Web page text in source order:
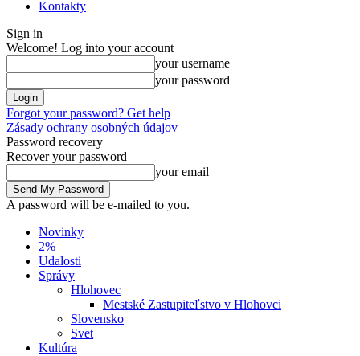
Kontakty
Sign in
Welcome! Log into your account
your username
your password
Forgot your password? Get help
Zásady ochrany osobných údajov
Password recovery
Recover your password
your email
A password will be e-mailed to you.
Novinky
2%
Udalosti
Správy
Hlohovec
Mestské Zastupiteľstvo v Hlohovci
Slovensko
Svet
Kultúra